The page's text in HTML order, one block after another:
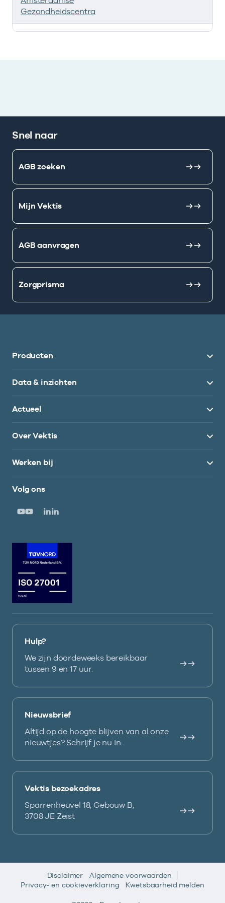
Deze onderneming heeft een relatie met de volgende
Gezondheidscentra
Snel naar
AGB zoeken
Mijn Vektis
AGB aanvragen
Zorgprisma
Producten
Data & inzichten
Actueel
Over Vektis
Werken bij
Volg ons
Hulp?
We zijn doordeweeks bereikbaar
tussen 9 en 17 uur.
Nieuwsbrief
Altijd op de hoogte blijven van al onze
nieuwtjes? Schrijf je nu in.
Vektis bezoekadres
Sparrenheuvel 18, Gebouw B,
3708 JE Zeist
Disclaimer
Algemene voorwaarden
Privacy- en cookieverklaring
Kwetsbaarheid melden